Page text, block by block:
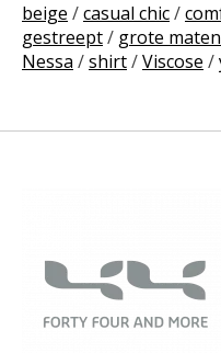
beige /casual chic/
gestreept/ grote maten
Nessa /shirt/Viscose /